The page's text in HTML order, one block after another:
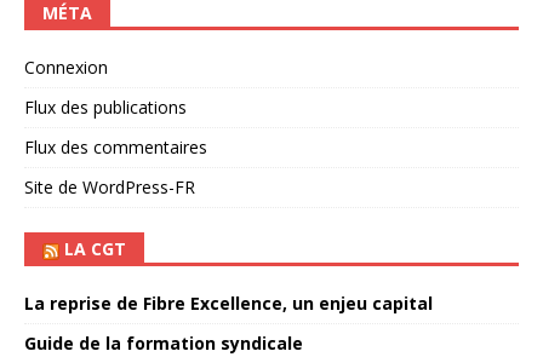
MÉTA
Connexion
Flux des publications
Flux des commentaires
Site de WordPress-FR
LA CGT
La reprise de Fibre Excellence, un enjeu capital
Guide de la formation syndicale